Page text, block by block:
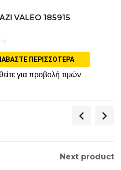
VALEO 185915
ΠΕΡΙΣΣΌΤΕΡΑ
για προβολή τιμών
Next product